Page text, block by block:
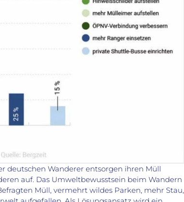
deutschen Wanderer entsorgen ihren Müll
auf. Das Umweltbewusstsein beim Wandern
Müll, vermehrt wildes Parken, mehr Stau,